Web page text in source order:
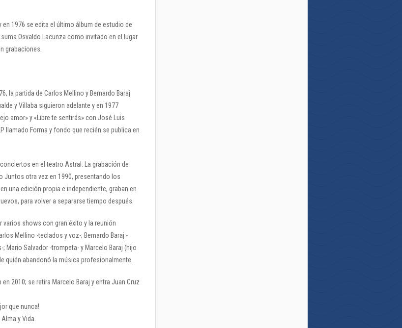
1976 se edita el último álbum de estudio de
Osvaldo Lacunza como invitado en el lugar
grabaciones.
la partida de Carlos Mellino y Bernardo Baraj
y Villaba siguieron adelante y en 1977
amor» y «Libre te sentirás» con José Luis
llamado Forma y fondo que recién se publica en
en el teatro Astral. La grabación de
otra vez en 1990, presentando los
una edición propia e independiente, graban en
para volver a separarse tiempo después.
varios shows con gran éxito y la reunión
Mellino -teclados y voz-; Bernardo Baraj -
Mario Salvador -trompeta- y Marcelo Baraj (hijo
quién abandonó la música profesionalmente.
2010; se retira Marcelo Baraj y entra Juan Cruz
que nunca!
y Vida.